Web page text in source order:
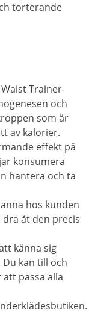
torterande
Trainer-
och
som är
av kalorier.
effekt på
konsumera
hantera och ta
hos kunden
åt den precis
känna sig
kan till och
passa alla